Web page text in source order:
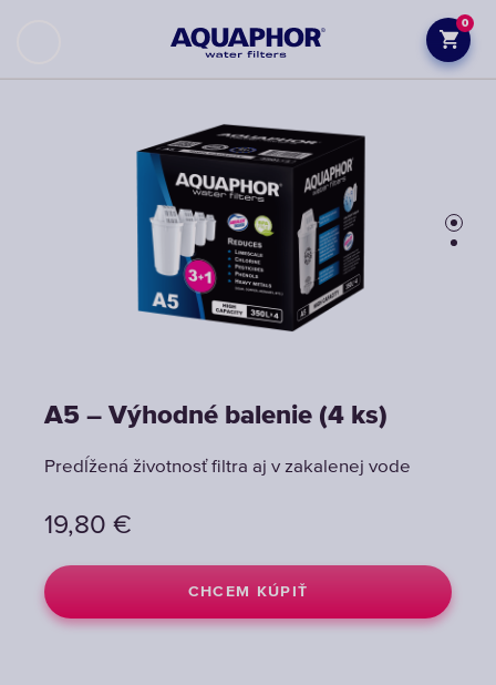
0
A5 – Výhodné balenie (4 ks)
Predĺžená životnosť filtra aj v zakalenej vode
19,80 €
CHCEM KÚPIŤ
A5 – Výhodné balenie (4 ks)
Predĺžená životnosť filtra aj v zakalenej vode
19,80 €
CHCEM KÚPIŤ